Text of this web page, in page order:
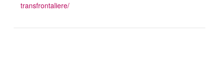
transfrontaliere/